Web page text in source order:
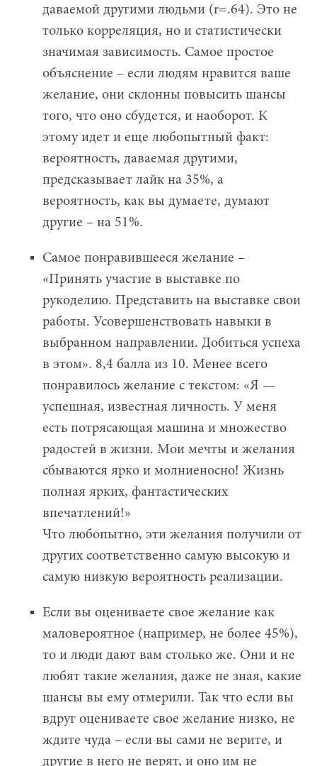
даваемой другими людьми (r=.64). Это не
только корреляция, но и статистически
значимая зависимость. Самое простое
объяснение – если людям нравится ваше
желание, они склонны повысить шансы
того, что оно сбудется, и наоборот. К
этому идет и еще любопытный факт:
вероятность, даваемая другими,
предсказывает лайк на 35%, а
вероятность, как вы думаете, думают
другие – на 51%.
Самое понравившееся желание –
«Принять участие в выставке по
рукоделию. Представить на выставке свои
работы. Усовершенствовать навыки в
выбранном направлении. Добиться успеха
в этом». 8,4 балла из 10. Менее всего
понравилось желание с текстом: «Я —
успешная, известная личность. У меня
есть потрясающая машина и множество
радостей в жизни. Мои мечты и желания
сбываются ярко и молниеносно! Жизнь
полная ярких, фантастических
впечатлений!»
Что любопытно, эти желания получили от
других соответственно самую высокую и
самую низкую вероятность реализации.
Если вы оцениваете свое желание как
маловероятное (например, не более 45%),
то и люди дают вам столько же. Они и не
любят такие желания, даже не зная, какие
шансы вы ему отмерили. Так что если вы
вдруг оцениваете свое желание низко, не
ждите чуда – если вы сами не верите, и
другие в него не верят, и оно им не